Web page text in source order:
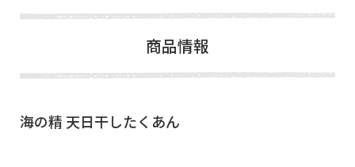
商品情報
海の精 天日干したくあん